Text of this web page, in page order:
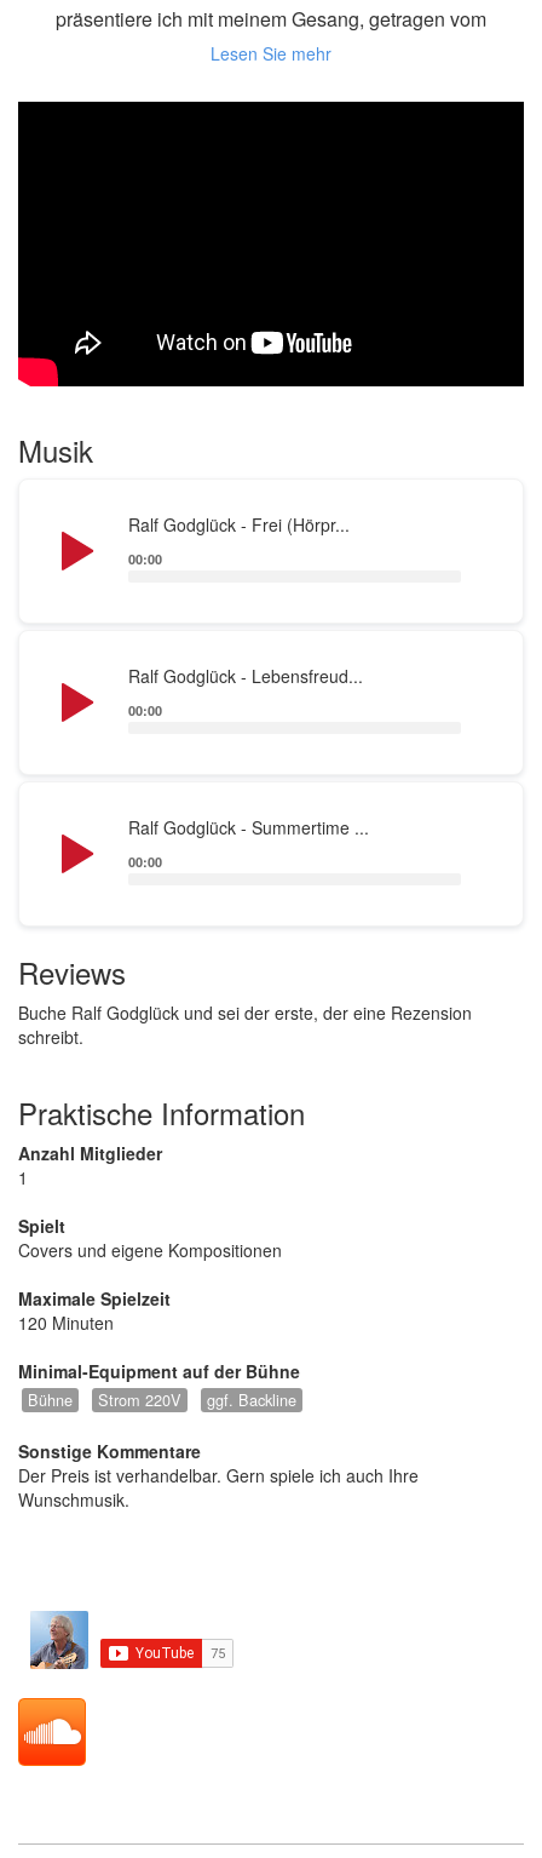
präsentiere ich mit meinem Gesang, getragen vom
wechselvollen Klangteppich einer Gitarre, sowohl
zusammenstellen.In meinen eigenen Songs geht
es, inspiriert von der Achtsamkeit im Leben, um
persönliche Lebensgefühle, um Daseinsfreude und
Musik
Ralf Godglück - Frei (Hörpr...
Player
00:00
Ralf Godglück - Lebensfreud...
Player
00:00
Ralf Godglück - Summertime ...
Player
00:00
Reviews
Buche Ralf Godglück und sei der erste, der eine Rezension
schreibt.
Praktische Information
Anzahl Mitglieder
1
Spielt
Covers und eigene Kompositionen
Maximale Spielzeit
120 Minuten
Minimal-Equipment auf der Bühne
Bühne Strom 220V ggf. Backline
Sonstige Kommentare
Der Preis ist verhandelbar. Gern spiele ich auch Ihre
Wunschmusik.